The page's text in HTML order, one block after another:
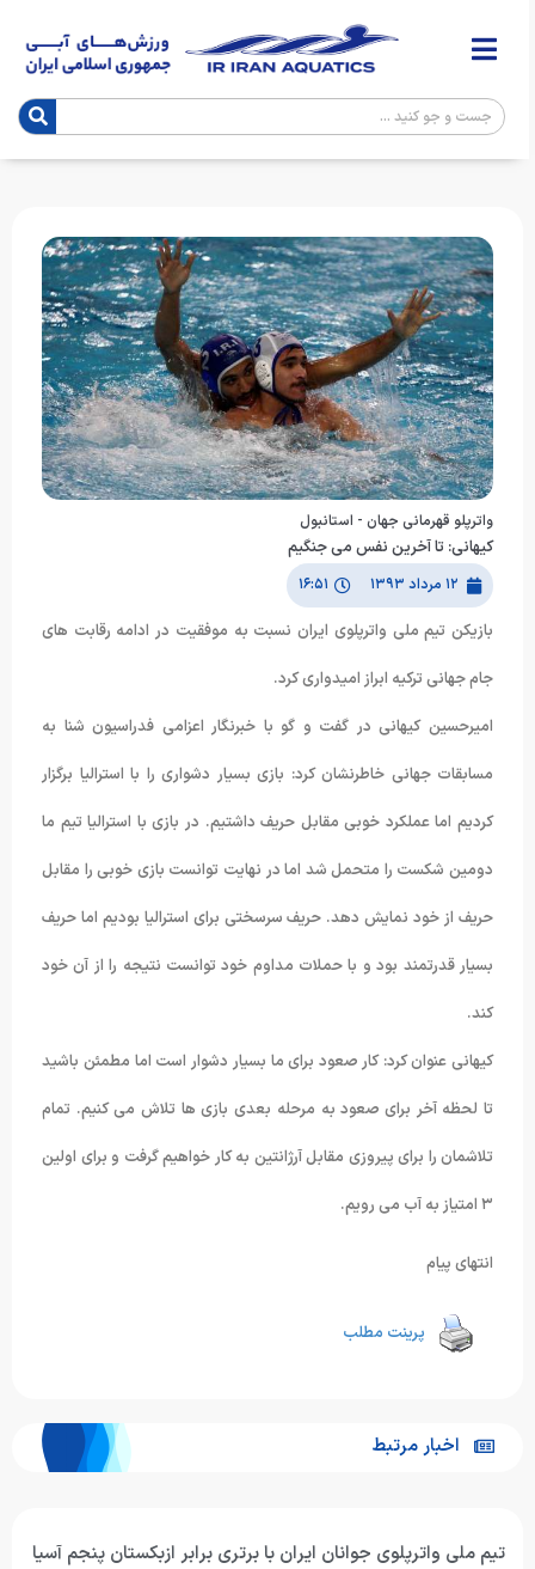
واترپلو قهرمانی جهان - استانبول
کیهانی: تا آخرین نفس می جنگیم
۱۲ مرداد ۱۳۹۳ ۱۶:۵۱
بازیکن تیم ملی واترپلوی ایران نسبت به موفقیت در ادامه رقابت های
جام جهانی ترکیه ابراز امیدواری کرد.
امیرحسین کیهانی در گفت و گو با خبرنگار اعزامی فدراسیون شنا به
مسابقات جهانی خاطرنشان کرد: بازی بسیار دشواری را با استرالیا برگزار
کردیم اما عملکرد خوبی مقابل حریف داشتیم. در بازی با استرالیا تیم ما
دومین شکست را متحمل شد اما در نهایت توانست بازی خوبی را مقابل
حریف از خود نمایش دهد. حریف سرسختی برای استرالیا بودیم اما حریف
بسیار قدرتمند بود و با حملات مداوم خود توانست نتیجه را از آن خود
کند.
کیهانی عنوان کرد: کار صعود برای ما بسیار دشوار است اما مطمئن باشید
تا لحظه آخر برای صعود به مرحله بعدی بازی ها تلاش می کنیم. تمام
تلاشمان را برای پیروزی مقابل آرژانتین به کار خواهیم گرفت و برای اولین
۳ امتیاز به آب می رویم.
انتهای پیام
پرینت مطلب
اخبار مرتبط
تیم ملی واترپلوی جوانان ایران با برتری برابر ازبکستان پنجم آسیا